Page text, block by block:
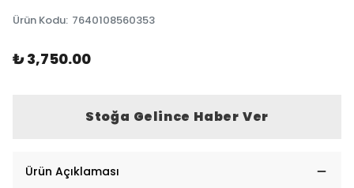
Ürün Kodu: 7640108560353
₺ 3,750.00
Stoğa Gelince Haber Ver
Ürün Açıklaması